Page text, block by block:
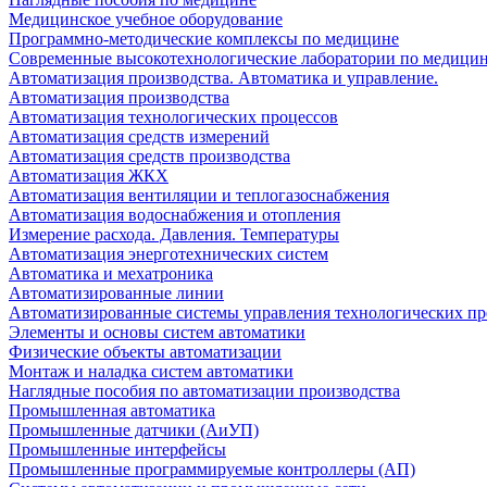
Медицинское учебное оборудование
Программно-методические комплексы по медицине
Современные высокотехнологические лаборатории по
Автоматизация производства. Автоматика и управление.
Автоматизация производства
Автоматизация технологических процессов
Автоматизация средств измерений
Автоматизация средств производства
Автоматизация ЖКХ
Автоматизация вентиляции и теплогазоснабжения
Автоматизация водоснабжения и отопления
Измерение расхода. Давления. Температуры
Автоматизация энерготехнических систем
Автоматика и мехатроника
Автоматизированные линии
Автоматизированные системы управления технологических
Элементы и основы систем автоматики
Физические объекты автоматизации
Монтаж и наладка систем автоматики
Наглядные пособия по автоматизации производства
Промышленная автоматика
Промышленные датчики (АиУП)
Промышленные интерфейсы
Промышленные программируемые контроллеры (АП)